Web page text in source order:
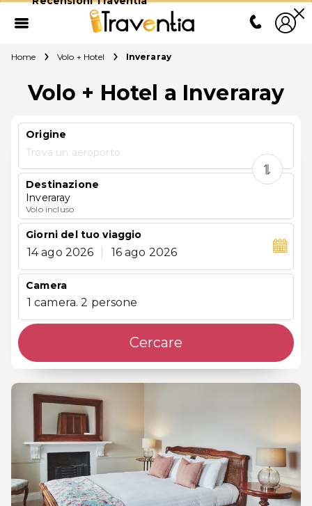
Home Volo + Hotel Inveraray
Volo + Hotel a Inveraray
Origine
Trova un aeroporto
Destinazione
Inveraray
Volo incluso
Giorni del tuo viaggio
14 ago 2026 16 ago 2026
Camera
1 camera. 2 persone
Cercare